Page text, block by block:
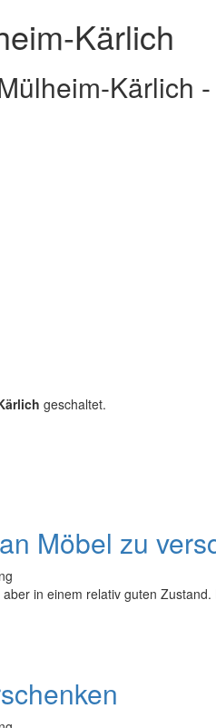
Kärlich
Kärlich
geschaltet.
Möbel zu
in einem relativ guten